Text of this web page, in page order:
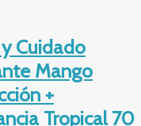
Cuidado
Mango
+
Tropical 70